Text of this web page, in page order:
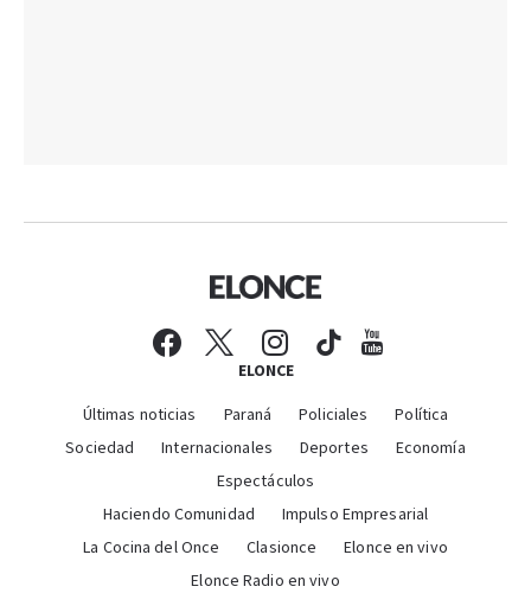
ELONCE
Últimas noticias Paraná Policiales
Política
Sociedad
Internacionales Deportes
Economía
Espectáculos
Haciendo Comunidad
Impulso Empresarial
La Cocina del Once
Clasionce
Elonce en vivo
Elonce Radio en vivo